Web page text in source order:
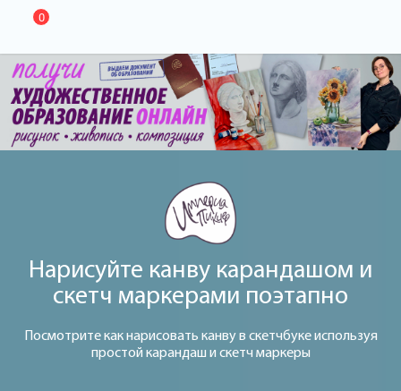
0
Нарисуйте канву карандашом и
скетч маркерами поэтапно
Посмотрите как нарисовать канву в скетчбуке используя
простой карандаш и скетч маркеры